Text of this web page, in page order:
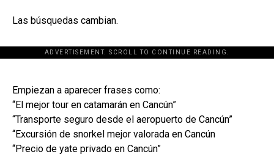
Las búsquedas cambian.
ADVERTISEMENT. SCROLL TO CONTINUE READING.
[adsforwp id="243463"]
Empiezan a aparecer frases como:
“El mejor tour en catamarán en Cancún”
“Transporte seguro desde el aeropuerto de Cancún”
“Excursión de snorkel mejor valorada en Cancún
“Precio de yate privado en Cancún”